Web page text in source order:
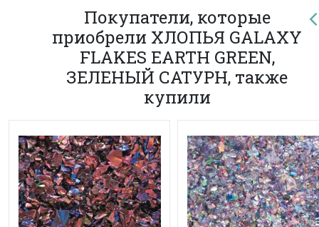
Покупатели, которые
приобрели ХЛОПЬЯ GALAXY
FLAKES EARTH GREEN,
ЗЕЛЕНЫЙ САТУРН, также
купили